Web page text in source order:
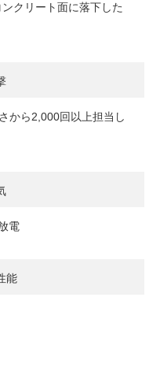
クリート面に落下した
から2,000回以上担当し
電
能